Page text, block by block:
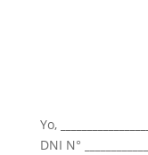
Yo,
DNI N°